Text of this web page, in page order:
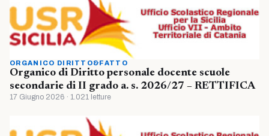
ORGANICO DIRITTO&FATTO
Organico di Diritto personale docente scuole
secondarie di II grado a. s. 2026/27 – RETTIFICA
17 Giugno 2026 · 1.021 letture